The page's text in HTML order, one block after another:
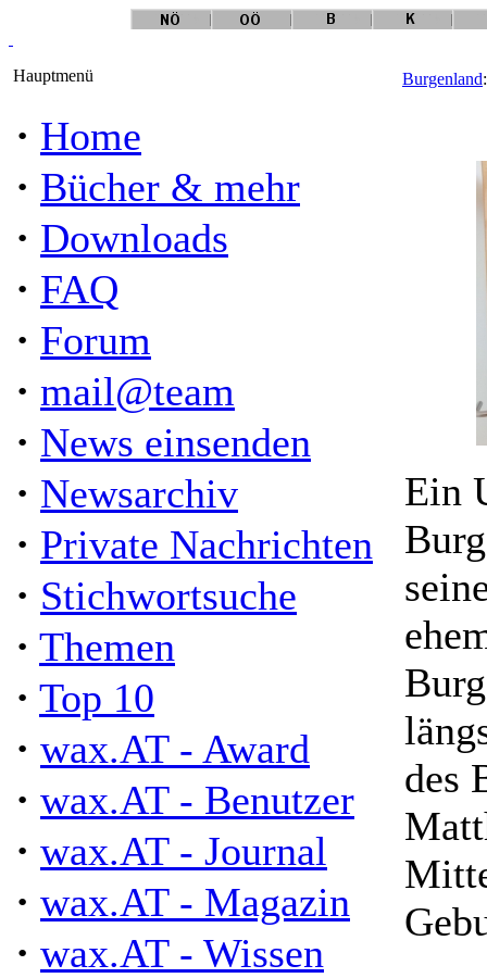
Hauptmenü
· Home
· Bücher & mehr
· Downloads
· FAQ
· Forum
· mail@team
· News einsenden
· Newsarchiv
· Private Nachrichten
· Stichwortsuche
· Themen
· Top 10
· wax.AT - Award
· wax.AT - Benutzer
· wax.AT - Journal
· wax.AT - Magazin
· wax.AT - Wissen
Burgenland
Ein
des